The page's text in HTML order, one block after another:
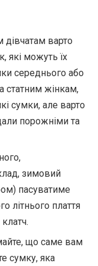
дівчатам варто
які можуть їх
середнього або
статним жінкам,
сумки, але варто
порожніми та
зимовий
пасуватиме
літнього плаття
що саме вам
сумку, яка